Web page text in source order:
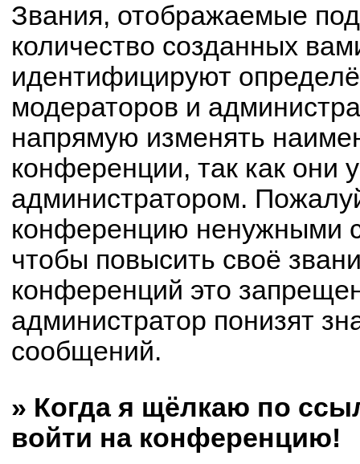
Звания, отображаемые
количество созданных
идентифицируют
модераторов и
напрямую изменять
конференции, так как они
администратором.
конференцию ненужными
чтобы повысить своё
конференций это
администратор понизят
сообщений.
» Когда я щёлкаю по
войти на конференцию!